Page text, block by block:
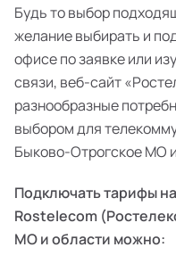
Будь то выбор
желание выбирать и
офисе по заявке или
связи, веб-сайт
разнообразные
выбором для
Быково-Отрогское МО
Подключать тарифы
Rostelecom
МО и области можно: